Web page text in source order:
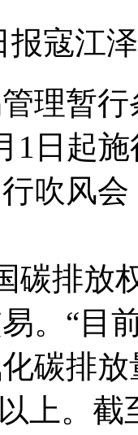
报寇江泽
理暂
1日起
吹风
碳排放
。“目
碳排
上。